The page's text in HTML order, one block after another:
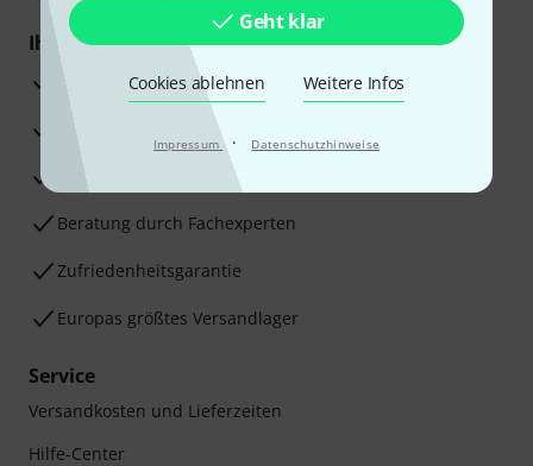
Geht klar
Cookies ablehnen Weitere Infos
Impressum · Datenschutzhinweise
Ihre Vorteile
3 Jahre Thomann Garantie
30 Tage Money-Back-Garantie
Beratung durch Fachexperten
Zufriedenheitsgarantie
Europas größtes Versandlager
Service
Versandkosten und Lieferzeiten
Hilfe-Center